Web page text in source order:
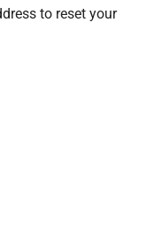
to reset your